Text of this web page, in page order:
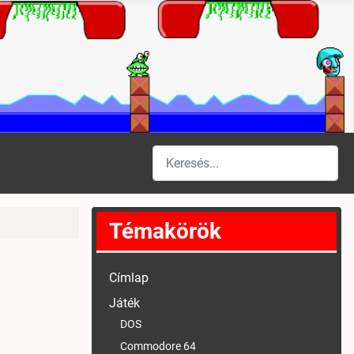
Keresés
Témakörök
Címlap
Játék
DOS
Commodore 64